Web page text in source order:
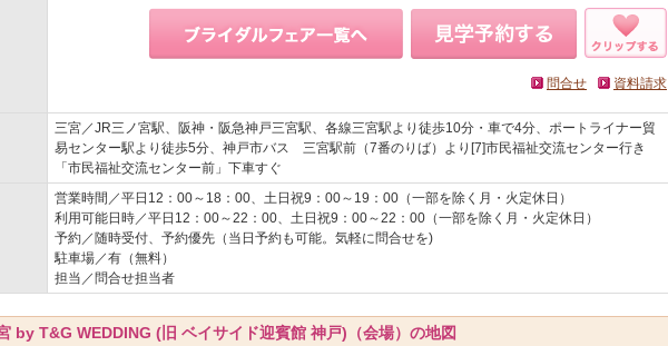
資料請求
問合せ
三宮／JR三ノ宮駅、阪神・阪急神戸三宮駅、各線三宮駅より徒歩10分・車で4分、ポートライナー貿
易センター駅より徒歩5分、神戸市バス 三宮駅前（7番のりば）より[7]市民福祉交流センター行き
「市民福祉交流センター前」下車すぐ
営業時間／平日12：00～18：00、土日祝9：00～19：00（一部を除く月・火定休日）
利用可能日時／平日12：00～22：00、土日祝9：00～22：00（一部を除く月・火定休日）
予約／随時受付、予約優先（当日予約も可能。気軽に問合せを)
駐車場／有（無料）
担当／問合せ担当者
by T&G WEDDING (旧 ベイサイド迎賓館 神戸)（会場）の地図